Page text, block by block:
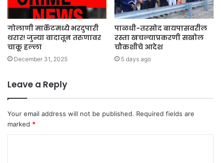
गोलाणी मार्केटमध्ये भरदुपारी
थरार! जुन्या वादातून तरुणावर
चाकू हल्ला
December 31, 2025
पाळधी-तरसोद बायपासवरील
रस्ता खचल्याप्रकरणी सखोल
चौकशीचे आदेश
5 days ago
Leave a Reply
Your email address will not be published. Required fields are
marked *